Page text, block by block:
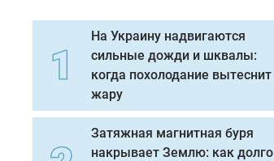
На Украину надвигаются
сильные дожди и шквалы:
когда похолодание вытеснит
жару
Затяжная магнитная буря
накрывает Землю: как долго